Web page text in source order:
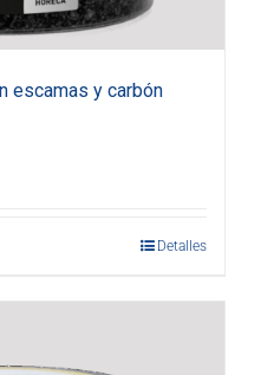
escamas y carbón
Detalles